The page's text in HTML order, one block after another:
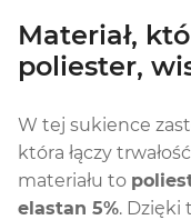
Materiał,
poliester,
W tej sukience
która łączy
materiału to
elastan 5%. Dzięki